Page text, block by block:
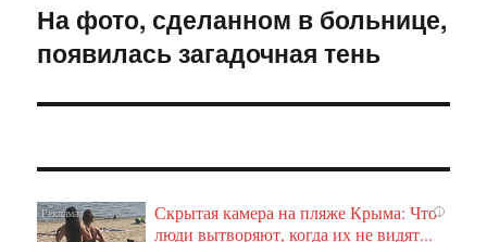
Следующая
запись:
На фото, сделанном в больнице,
появилась загадочная тень
i
Скрытая камера на пляже Крыма: Что
люди вытворяют, когда их не видят...